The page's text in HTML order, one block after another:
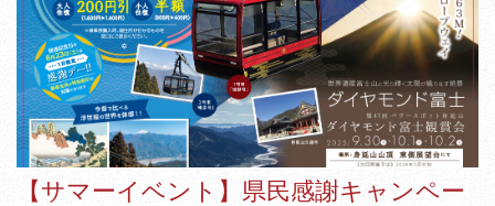
【サマーイベント】県民感謝キャンペー